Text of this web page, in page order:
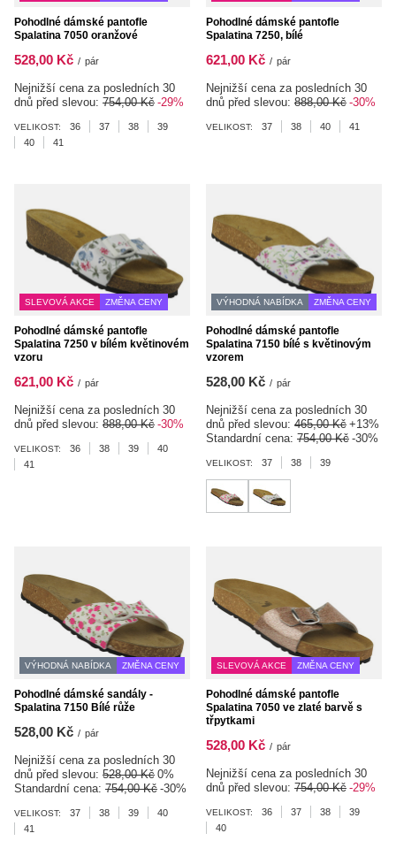
Pohodlné dámské pantofle
Spalatina 7050 oranžové
528,00 Kč / pár
Nejnižší cena za posledních 30
dnů před slevou: 754,00 Kč -29%
VELIKOST: 36 37 38
39
40
41
Pohodlné dámské pantofle
Spalatina 7250, bílé
621,00 Kč / pár
Nejnižší cena za posledních 30
dnů před slevou: 888,00 Kč -30%
VELIKOST: 37 38 40 41
SLEVOVÁ AKCE ZMĚNA CENY
Pohodlné dámské pantofle
Spalatina 7250 v bílém květinovém
vzoru
621,00 Kč / pár
Nejnižší cena za posledních 30
dnů před slevou: 888,00 Kč -30%
VELIKOST: 36 38 39
40
41
VÝHODNÁ NABÍDKA ZMĚNA CENY
Pohodlné dámské pantofle
Spalatina 7150 bílé s květinovým
vzorem
528,00 Kč / pár
Nejnižší cena za posledních 30
dnů před slevou: 465,00 Kč +13%
Standardní cena: 754,00 Kč -30%
VELIKOST: 37 38 39
VÝHODNÁ NABÍDKA ZMĚNA CENY
Pohodlné dámské sandály -
Spalatina 7150 Bílé růže
528,00 Kč / pár
Nejnižší cena za posledních 30
dnů před slevou: 528,00 Kč 0%
Standardní cena: 754,00 Kč -30%
VELIKOST: 37 38 39
40
41
SLEVOVÁ AKCE ZMĚNA CENY
Pohodlné dámské pantofle
Spalatina 7050 ve zlaté barvě s
třpytkami
528,00 Kč / pár
Nejnižší cena za posledních 30
dnů před slevou: 754,00 Kč -29%
VELIKOST: 36 37 38
39
40